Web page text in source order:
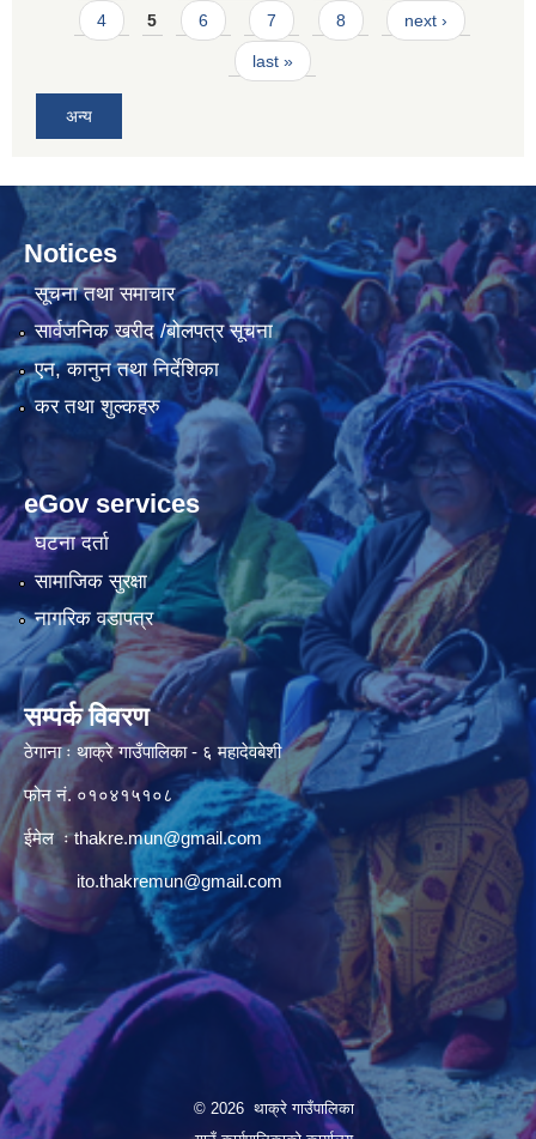
4 5 6 7 8 next ›
last »
अन्य
Notices
सूचना तथा समाचार
सार्वजनिक खरीद /बोलपत्र सूचना
एन, कानुन तथा निर्देशिका
कर तथा शुल्कहरु
eGov services
घटना दर्ता
सामाजिक सुरक्षा
नागरिक वडापत्र
सम्पर्क विवरण
ठेगाना ः थाक्रे गाउँपालिका - ६ महादेवबेशी
फोन नं. ०१०४१५१०८
ईमेल ःthakre.mun@gmail.com
ito.thakremun@gmail.com
© 2026 थाक्रे गाउँपालिका